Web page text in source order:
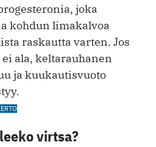
joka
kohdun limakalvoa
raskautta varten. Jos
ala, keltarauhanen
ja kuukautisvuoto
virtsa?